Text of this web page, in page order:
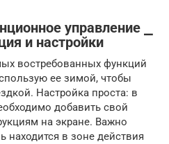
управление ⎯
и настройки
востребованных функций
ее зимой, чтобы
Настройка проста: в
добавить свой
на экране. Важно
находится в зоне действия